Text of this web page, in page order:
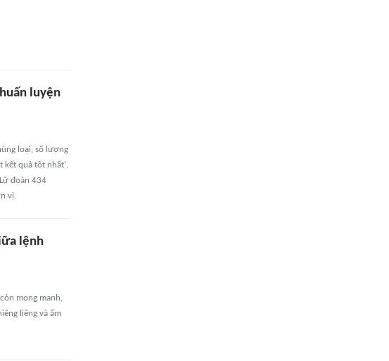
luyện
loại, số lượng
kết quả tốt nhất'.
đoàn 434
vị.
lệnh
mong manh,
liêng và ấm